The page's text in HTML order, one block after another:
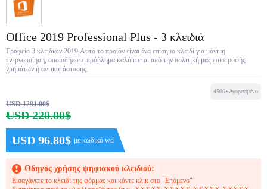
Office 2019 Professional Plus - 3 κλειδιά
Γραφείο 3 κλειδιών 2019,Αυτό το προϊόν είναι ένα επίσημο κλειδί για μόνιμη
ενεργοποίηση, οποιοδήποτε πρόβλημα καλύπτεται από την πολιτική μας επιστροφής
χρημάτων ή αντικατάστασης.
USD 1291.00$
USD 220.00$
USD 96.80$ με κωδικό wd
4500+Αγορασμένο
Οδηγός χρήσης ψηφιακού κλειδιού:
Εισαγάγετε το κλειδί της φόρμας και κάντε κλικ στο "Επόμενο"